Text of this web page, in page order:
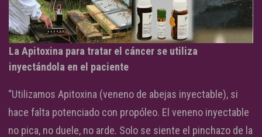
La Apitoxina para tratar el cáncer se utiliza
inyectándola en el paciente
“Utilizamos Apitoxina (veneno de abejas inyectable), si
hace falta potenciado con propóleo. El veneno inyectable
no pica, no duele, no arde. Solo se siente el pinchazo de la